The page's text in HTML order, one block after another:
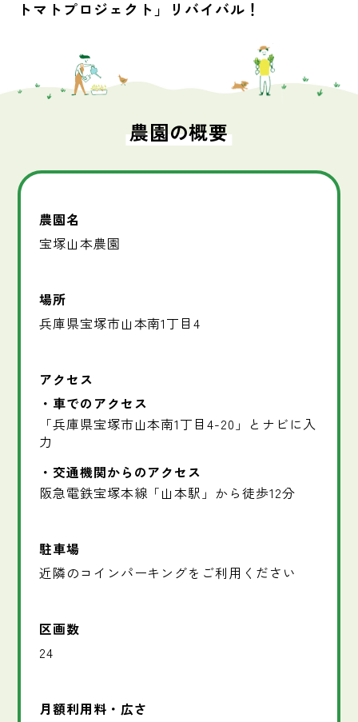
トマトプロジェクト」リバイバル！
農園の概要
農園名
宝塚山本農園
場所
兵庫県宝塚市山本南1丁目4
アクセス
車でのアクセス
「兵庫県宝塚市山本南1丁目4-20」とナビに入
力
交通機関からのアクセス
阪急電鉄宝塚本線「山本駅」から徒歩12分
駐車場
近隣のコインパーキングをご利用ください
区画数
24
月額利用料・広さ